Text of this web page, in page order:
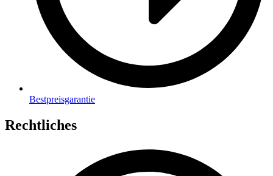
Bestpreisgarantie
Rechtliches